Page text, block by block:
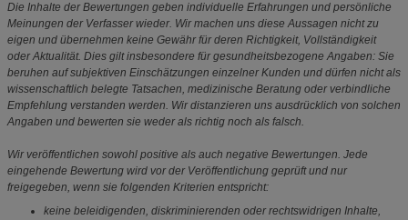
Die Inhalte der Bewertungen geben individuelle Erfahrungen und persönliche
Meinungen der Verfasser wieder. Wir machen uns diese Aussagen nicht zu
eigen und übernehmen keine Gewähr für deren Richtigkeit, Vollständigkeit
oder Aktualität. Dies gilt insbesondere für gesundheitsbezogene Angaben: Sie
beruhen auf subjektiven Einschätzungen einzelner Kunden und dürfen nicht als
wissenschaftlich belegte Tatsachen, medizinische Beratung oder verbindliche
Empfehlung verstanden werden. Wir distanzieren uns ausdrücklich von solchen
Angaben und bewerten sie weder als richtig noch als falsch.
Wir veröffentlichen sowohl positive als auch negative Bewertungen. Jede
eingehende Bewertung wird vor der Veröffentlichung geprüft und nur
freigegeben, wenn sie folgenden Kriterien entspricht:
keine beleidigenden, diskriminierenden oder rechtswidrigen Inhalte,